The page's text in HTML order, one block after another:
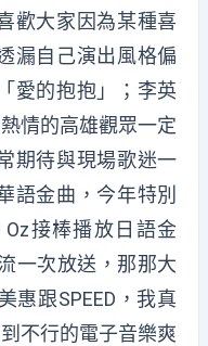
歡大家因為某種喜
漏自己演出風格偏
愛的抱抱」；李英
情的高雄觀眾一定
期待與現場歌迷一
語金曲，今年特別
Oz接棒播放日語金
一次放送，那那大
惠跟SPEED，我真
不行的電子音樂爽